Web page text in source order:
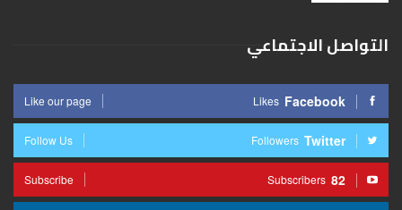
التواصل الاجتماعي
Facebook
Likes
Like our page
Twitter
Followers
Follow Us
82
Subscribers
Subscribe